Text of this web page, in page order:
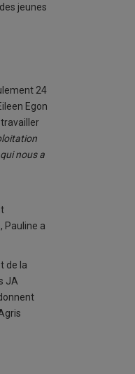
jeunes
24
Egon
nous a
Pauline a
de la
JA